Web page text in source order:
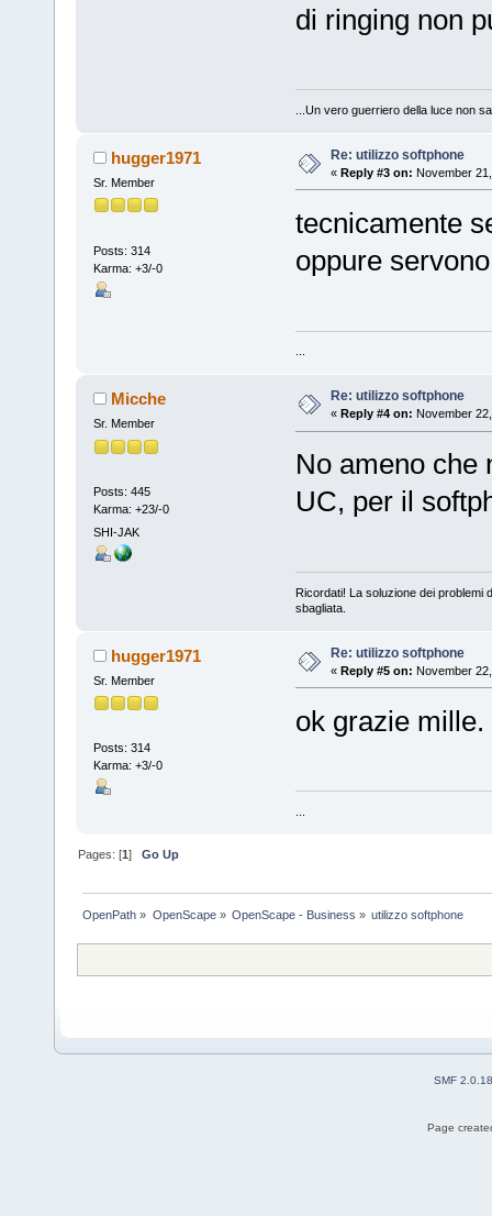
di ringing non
...Un vero guerriero della luce non
hugger1971
Sr. Member
Posts: 314
Karma: +3/-0
Re: utilizzo softphone
« Reply #3 on: November
tecnicamente
oppure
Micche
Sr. Member
Posts: 445
Karma: +23/-0
SHI-JAK
Re: utilizzo softphone
« Reply #4 on: November
No ameno che
UC, per il
Ricordati! La soluzione dei
sbagliata.
hugger1971
Sr. Member
Posts: 314
Karma: +3/-0
Re: utilizzo softphone
« Reply #5 on: November
ok grazie mille.
Pages: [1]Go Up
OpenPath » OpenScape» OpenScape - Business » utilizzo softphone
SMF 2.0.18
Page